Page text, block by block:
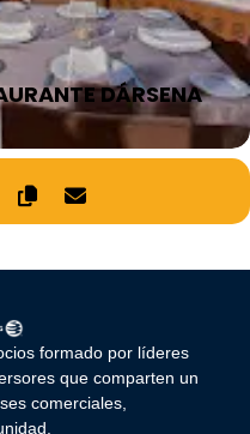
DÁRSENA
formado por líderes
que comparten un
comerciales,